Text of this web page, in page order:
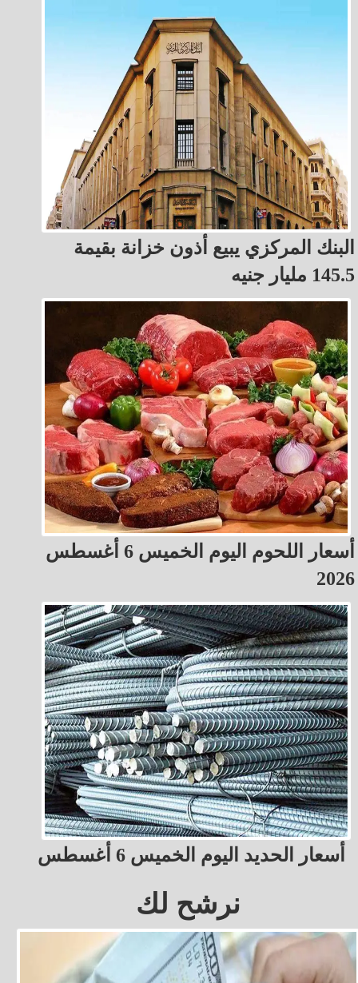
البنك المركزي يبيع أذون خزانة بقيمة
145.5 مليار جنيه
أسعار اللحوم اليوم الخميس 6 أغسطس
2026
أسعار الحديد اليوم الخميس 6 أغسطس
نرشح لك